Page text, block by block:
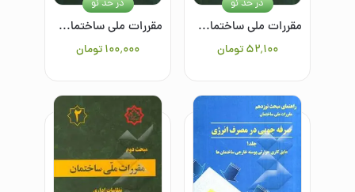
مقررات ملی ساختمان ایران: مبحث هشتم: طرح و اجرای ساختمانهای با مصالح بنایی
۵۲٬۱۰۰ تومان
در حد نو
مقررات ملی ساختمان ایران: مبحث چهاردهم: تاسسیات گرمایی، تعویض هوا و تهویه مطبوع
۱۰۰٬۰۰۰تومان
در حد نو